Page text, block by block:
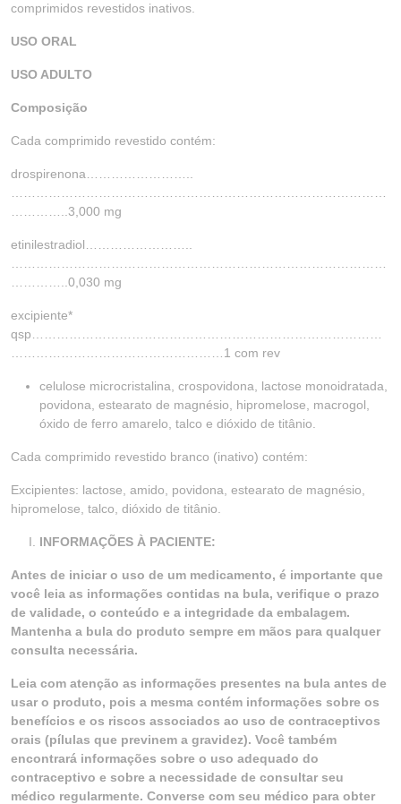
comprimidos revestidos inativos.
USO ORAL
USO ADULTO
Composição
Cada comprimido revestido contém:
drospirenona……………………..
…………..3,000 mg
etinilestradiol……………………..
…………..0,030 mg
excipiente*
qsp…………………………………………………………………………
……………………………………………1 com rev
celulose microcristalina, crospovidona, lactose monoidratada,
povidona, estearato de magnésio, hipromelose, macrogol,
óxido de ferro amarelo, talco e dióxido de titânio.
Cada comprimido revestido branco (inativo) contém:
Excipientes: lactose, amido, povidona, estearato de magnésio,
hipromelose, talco, dióxido de titânio.
INFORMAÇÕES À PACIENTE:
Antes de iniciar o uso de um medicamento, é importante que
você leia as informações contidas na bula, verifique o prazo
de validade, o conteúdo e a integridade da embalagem.
Mantenha a bula do produto sempre em mãos para qualquer
consulta necessária.
Leia com atenção as informações presentes na bula antes de
usar o produto, pois a mesma contém informações sobre os
benefícios e os riscos associados ao uso de contraceptivos
orais (pílulas que previnem a gravidez). Você também
encontrará informações sobre o uso adequado do
contraceptivo e sobre a necessidade de consultar seu
médico regularmente. Converse com seu médico para obter